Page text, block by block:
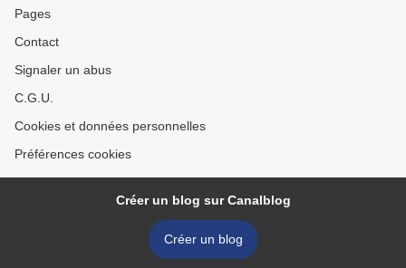
Pages
Contact
Signaler un abus
C.G.U.
Cookies et données personnelles
Préférences cookies
Créer un blog sur Canalblog
Créer un blog